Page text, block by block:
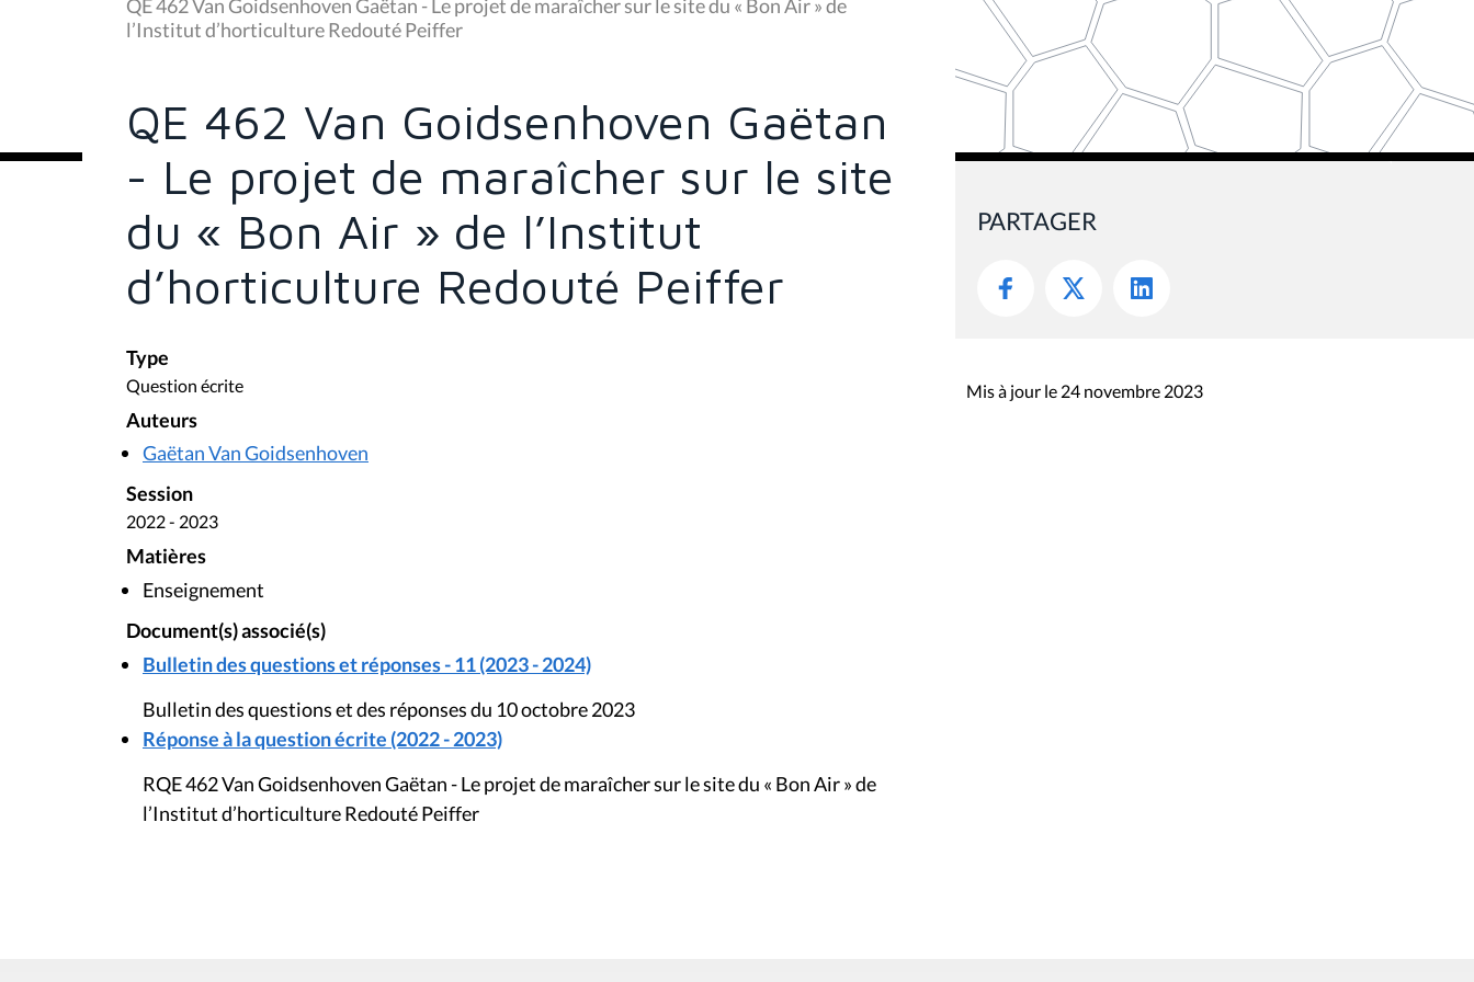
s
ê
c
:
QE 462 Van Goidsenhoven Gaëtan - Le projet de maraîcher sur le site du « Bon Air » de
l’Institut d’horticulture Redouté Peiffer
QE 462 Van Goidsenhoven Gaëtan
- Le projet de maraîcher sur le site
du « Bon Air » de l’Institut
d’horticulture Redouté Peiffer
Type
Question écrite
Auteurs
Gaëtan Van Goidsenhoven
Session
2022 - 2023
Matières
Enseignement
Document(s) associé(s)
Bulletin des questions et réponses - 11 (2023 - 2024)
Bulletin des questions et des réponses du 10 octobre 2023
Réponse à la question écrite (2022 - 2023)
RQE 462 Van Goidsenhoven Gaëtan - Le projet de maraîcher sur le site du « Bon Air » de
l’Institut d’horticulture Redouté Peiffer
PARTAGER
Mis à jour le 24 novembre 2023